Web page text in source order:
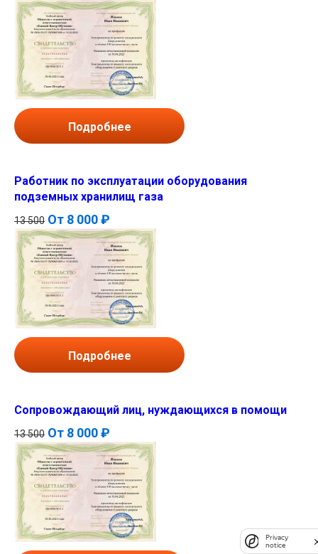
Подробнее
Работник по эксплуатации оборудования
подземных хранилищ газа
13 500 От 8 000 ₽
Подробнее
Сопровождающий лиц, нуждающихся в помощи
13 500 От 8 000 ₽
Privacy
notice